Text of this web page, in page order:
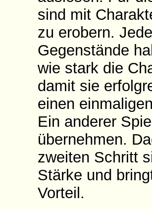
sind mit
zu erobern.
Gegenstände
wie stark die
damit sie
einen
Ein anderer
übernehmen.
zweiten Schritt
Stärke und
Vorteil.